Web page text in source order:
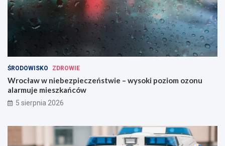
ŚRODOWISKO ZDROWIE
Wrocław w niebezpieczeństwie – wysoki poziom ozonu
alarmuje mieszkańców
5 sierpnia 2026